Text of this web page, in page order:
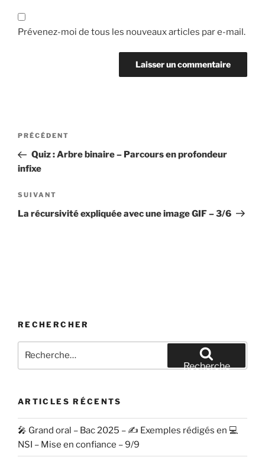
Prévenez-moi de tous les nouveaux articles par e-mail.
Navigation
l’article
Article
précédent
PRÉCÉDENT
Quiz : Arbre binaire – Parcours en profondeur
infixe
Article
suivant
SUIVANT
La récursivité expliquée avec une image GIF – 3/6
RECHERCHER
pour
Recherche
ARTICLES RÉCENTS
🎤 Grand oral – Bac 2025 – ✍️ Exemples rédigés en 💻
NSI – Mise en confiance – 9/9